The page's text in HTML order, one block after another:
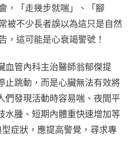
，「走幾步就喘」、「腳
被不少長者誤以為這只是自然
，這可能是心衰竭警號！
血管內科主治醫師翁郁傑提
止跳動，而是心臟無法有效將
們發現活動時容易喘、夜間平
水腫、短期內體重快速增加等
型症狀，應提高警覺，尋求專